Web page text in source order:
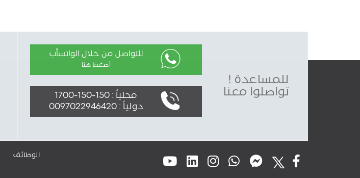
للمساعدة !
تواصلوا معنا
للتواصل من خلال الواتسأب
أضغط هنا
محلياً : 150-150-1700
دولياً : 0097022946420
الوظائف